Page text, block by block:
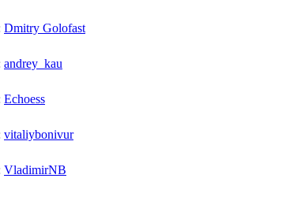
Dmitry Golofast
andrey_kau
Echoess
vitaliybonivur
VladimirNB